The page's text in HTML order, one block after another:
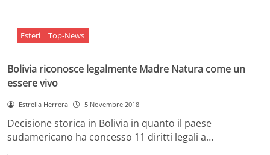
Esteri Top-News
Bolivia riconosce legalmente Madre Natura come un
essere vivo
Estrella Herrera 5 Novembre 2018
Decisione storica in Bolivia in quanto il paese
sudamericano ha concesso 11 diritti legali a…